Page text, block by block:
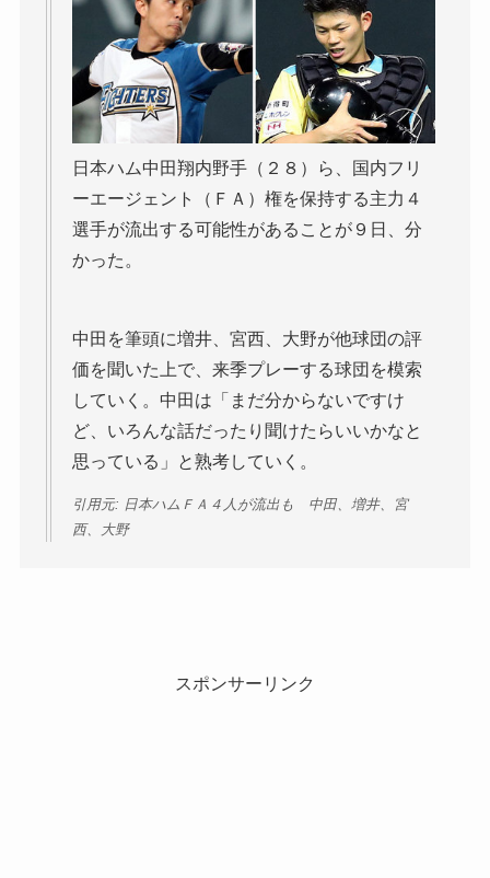
日本ハム中田翔内野手（２８）ら、国内フリ
ーエージェント（ＦＡ）権を保持する主力４
選手が流出する可能性があることが９日、分
かった。
中田を筆頭に増井、宮西、大野が他球団の評
価を聞いた上で、来季プレーする球団を模索
していく。中田は「まだ分からないですけ
ど、いろんな話だったり聞けたらいいかなと
思っている」と熟考していく。
引用元: 日本ハムＦＡ４人が流出も 中田、増井、宮
西、大野
スポンサーリンク